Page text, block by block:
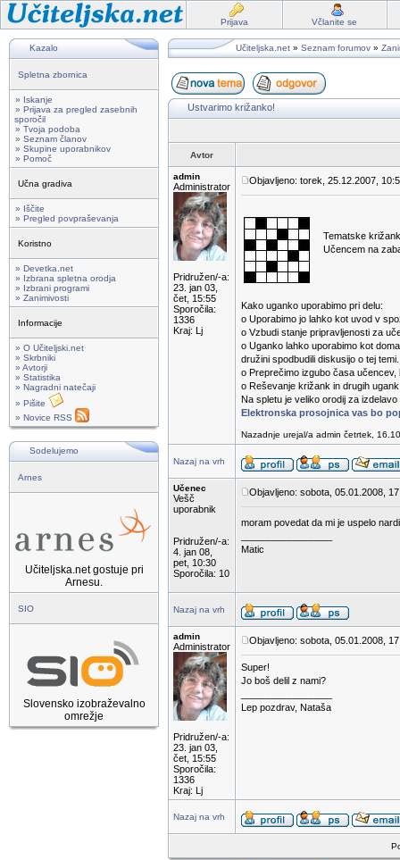
Prijava Včlanite se
Kazalo
Spletna zbornica
» Iskanje
» Prijava za pregled zasebnih
sporočil
» Tvoja podoba
» Seznam članov
» Skupine uporabnikov
» Pomoč
Učna gradiva
» Iščite
» Pregled povpraševanja
Koristno
» Devetka.net
» Izbrana spletna orodja
» Izbrani programi
» Zanimivosti
Informacije
» O Učiteljski.net
» Skrbniki
» Avtorji
» Statistika
» Nagradni natečaji
» Pišite
» Novice RSS
Sodelujemo
Arnes
Učiteljska.net gostuje pri
Arnesu.
SIO
Slovensko izobraževalno
omrežje
Učiteljska.net » Seznam forumov »
Ustvarimo križanko!
Avtor
admin
Administrator
Pridružen/-a:
23. jan 03,
čet, 15:55
Sporočila:
1336
Kraj: Lj
Objavljeno: torek, 25.12.2007,
Tematske
Učencem na
Kako uganko uporabimo pri delu:
o Uporabimo jo lahko kot uvod v
o Vzbudi stanje pripravljenosti za
o Uganko lahko uporabimo kot
družini spodbudili diskusijo o tej temi.
o Preprečimo izgubo časa
o Reševanje križank in drugih
Na spletu je veliko orodij za
Elektronska prosojnica vas bo
Nazadnje urejal/a admin četrtek,
Nazaj na vrh
Učenec
Vešč
uporabnik
Pridružen/-a:
4. jan 08,
pet, 10:30
Sporočila: 10
Objavljeno: sobota, 05.01.2008,
moram povedat da mi je uspelo
Matic
Nazaj na vrh
admin
Administrator
Pridružen/-a:
23. jan 03,
čet, 15:55
Sporočila:
1336
Kraj: Lj
Objavljeno: sobota, 05.01.2008,
Super!
Jo boš delil z nami?
Lep pozdrav, Nataša
Nazaj na vrh